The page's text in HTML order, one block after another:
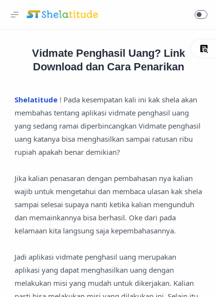
Vidmate Penghasil Uang? Link
Download dan Cara Penarikan
Shelatitude ! Pada kesempatan kali ini kak shela akan
membahas tentang aplikasi vidmate penghasil uang
yang sedang ramai diperbincangkan Vidmate penghasil
uang katanya bisa menghasilkan sampai ratusan ribu
rupiah apakah benar demikian?
Jika kalian penasaran dengan pembahasan nya kalian
wajib untuk mengetahui dan membaca ulasan kak shela
sampai selesai supaya nanti ketika kalian mengunduh
dan memainkannya bisa berhasil. Oke dari pada
kelamaan kita langsung saja kepembahasannya.
Jadi aplikasi vidmate penghasil uang merupakan
aplikasi yang dapat menghasilkan uang dengan
melakukan misi yang mudah untuk dikerjakan. Kalian